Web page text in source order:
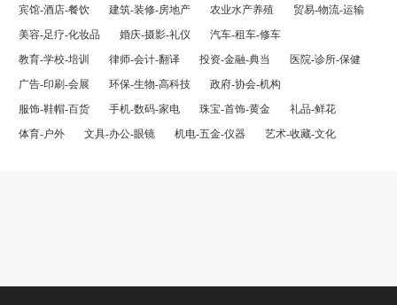
宾馆-酒店-餐饮
建筑-装修-房地产 农业水产养殖
贸易-物流-运输
美容-足疗-化妆品
婚庆-摄影-礼仪
汽车-租车-修车
教育-学校-培训
律师-会计-翻译 投资-金融-典当
医院-诊所-保健
广告-印刷-会展
环保-生物-高科技
政府-协会-机构
服饰-鞋帽-百货
手机-数码-家电 珠宝-首饰-黄金
礼品-鲜花
体育-户外
文具-办公-眼镜 机电-五金-仪器 艺术-收藏-文化